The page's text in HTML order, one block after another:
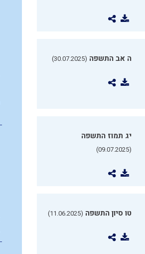
ה אב התשפה (30.07.2025)
יג תמוז התשפה
(09.07.2025)
טו סיון התשפה (11.06.2025)